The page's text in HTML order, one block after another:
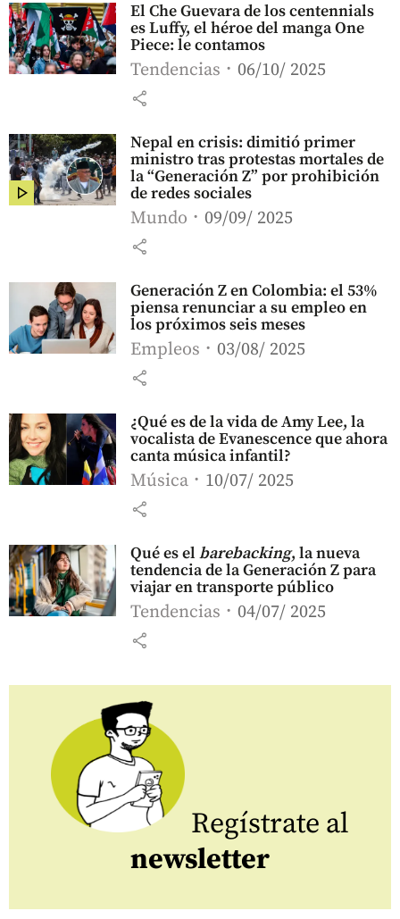
El Che Guevara de los centennials
es Luffy, el héroe del manga One
Piece: le contamos
Tendencias 06/10/ 2025
share
Nepal en crisis: dimitió primer
ministro tras protestas mortales de
la “Generación Z” por prohibición
de redes sociales
Mundo 09/09/ 2025
share
Generación Z en Colombia: el 53%
piensa renunciar a su empleo en
los próximos seis meses
Empleos 03/08/ 2025
share
¿Qué es de la vida de Amy Lee, la
vocalista de Evanescence que ahora
canta música infantil?
Música 10/07/ 2025
share
Qué es elbarebacking, la nueva
tendencia de la Generación Z para
viajar en transporte público
Tendencias 04/07/ 2025
share
Regístrate al
newsletter